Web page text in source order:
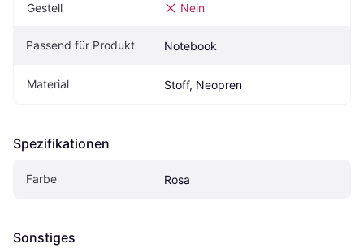
Gestell Nein
Passend für Produkt Notebook
Material Stoff, Neopren
Spezifikationen
Farbe Rosa
Sonstiges